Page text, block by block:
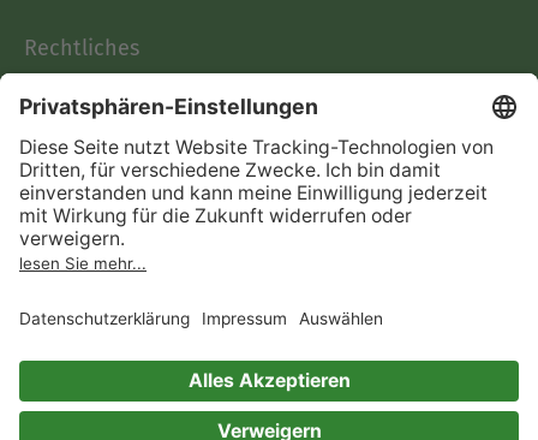
Rechtliches
AGB
Informationen nach Data
Act
Verträge hier kündigen
Impressum
Immer ein gutes Buch